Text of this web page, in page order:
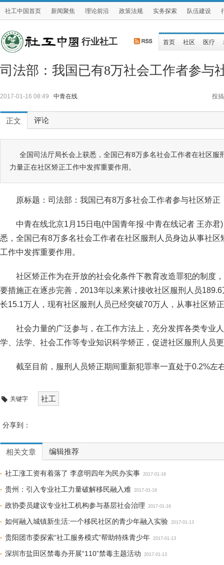
社工中国首页 新闻聚焦 理论前沿 政策法规 实务探索 队伍建设
行业社工 首页 社区 医疗
司法部：我国已有8万社会工作者参与
2017-01-16 08:49 中青在线 投搞
正文 评论
全国司法厅局长会上获悉，全国已有8万多名社会工作者在社区服
力量正在社区矫正工作中发挥重要作用。
原标题：司法部：我国已有8万多社会工作者参与社区矫正
中青在线北京1月15日电(中国青年报·中青在线记者 王亦
悉，全国已有8万多名社会工作者在社区服刑人员身边从事社
工作中发挥重要作用。
社区矫正作为在开放的社会化条件下教育改造罪犯的制度
要措施正在逐步完善，2013年以来累计接收社区服刑人员
长15.1万人，现有社区服刑人员已经突破70万人，从事社区矫
社会力量的广泛参与，在工作方法上，充分发挥各类专业
学、法学、社会工作等专业知识科学矫正，促进社区服刑人员
截至目前，服刑人员矫正期间重新犯罪率一直处于0.2%左
关键字 社工
分享到：
相关文章 编辑推荐
社工涨工资有着落了 李彦明四年为民办实事 2017-01-16
贵州：引入专业社工力量破解移民融入难 2017-01-16
政协委员建议专业社工机构参与基层社会治理 2017-01-16
如何融入城镇新生活:一个移民社区的青少年融入实验 2017-01-13
贵阳团市委探索“社工服务模式”帮助特殊青少年 2017-01-13
深圳市盐田区禁毒办开展“110”禁毒主题活动 2017-01-13